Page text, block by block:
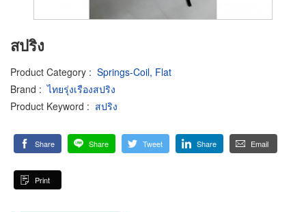
สปริง
Product Category : Springs-Coil, Flat
Brand :ไทยรุ่งเรืองสปริง
Product Keyword : สปริง
Share Share Tweet Share Email
Print